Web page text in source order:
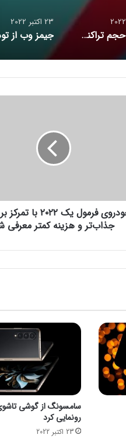
کاهش حجم تراکنش‌ توکن‌های متاورس
23 اکتبر 2022
خودروی فرمول یک ۲۰۲۲
جذاب‌تر و هزینه کمتر معرفی
سامسونگ از گوشی
رونمایی کرد
23 اکتبر 2022